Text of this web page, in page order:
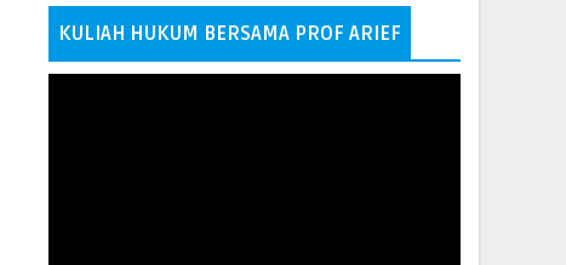
KULIAH HUKUM BERSAMA PROF ARIEF